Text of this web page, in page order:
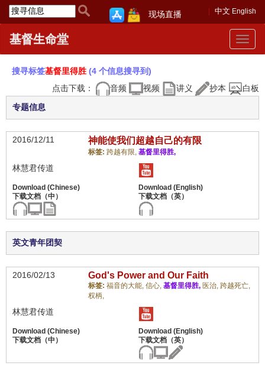
中文 English
现场直播
Toggle
基督生命堂
搜寻标签基督里得胜 (4 个信息搜寻到)
点击下载：
音频 视频 讲义 抄本 白板
专题信息
2016/12/11 神能使我们超越自己的有限
标签: 跨越有限, 基督里得胜,
林慧君传道
英文青年团契
2016/02/13 God's Power and Our Faith
标签: 福音的大能, 信心, 基督里得胜, 医治, 跨越死亡,
权柄,
林慧君传道